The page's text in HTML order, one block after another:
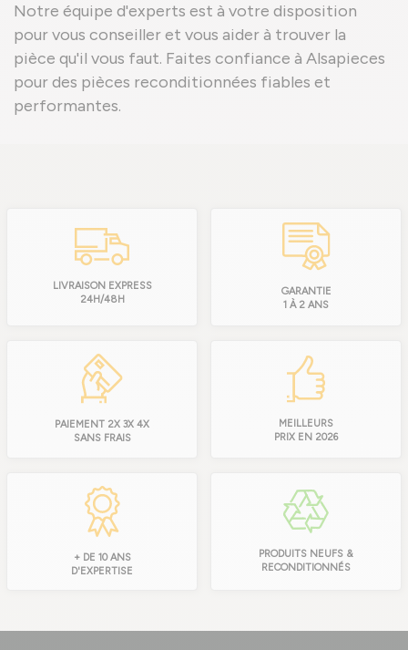
Notre équipe d'experts est à votre disposition
pour vous conseiller et vous aider à trouver la
pièce qu'il vous faut. Faites confiance à Alsapieces
pour des pièces reconditionnées fiables et
performantes.
LIVRAISON EXPRESS
24H/48H
GARANTIE
1 À 2 ANS
PAIEMENT 2X 3X 4X
SANS FRAIS
MEILLEURS
PRIX EN 2026
+ DE 10 ANS
D'EXPERTISE
PRODUITS NEUFS &
RECONDITIONNÉS